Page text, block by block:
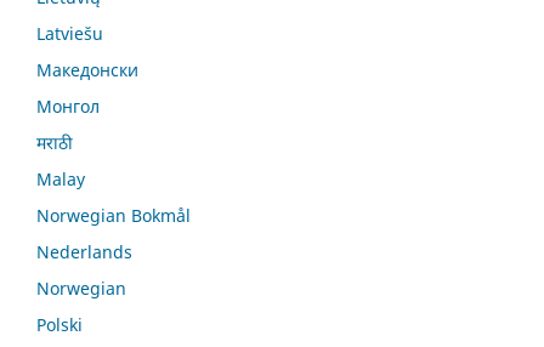
Latviešu
Македонски
Монгол
मराठी
Malay
Norwegian Bokmål
Nederlands
Norwegian
Polski